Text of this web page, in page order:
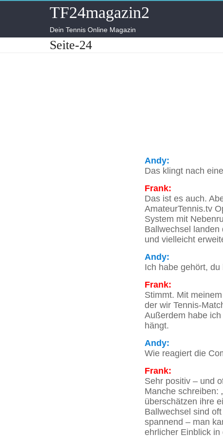
TF24magazin2
Dein Tennis Online Magazin
Seite-24
Andy:
Das klingt nach
Frank:
Das ist es auch.
AmateurTennis.tv
System mit
Ballwechsel landen
und vielleicht
Andy:
Ich habe gehört,
Frank:
Stimmt. Mit
der wir Tennis-
Außerdem habe
hängt.
Andy:
Wie reagiert die
Frank:
Sehr positiv – und
Manche schreiben:
überschätzen ihre
Ballwechsel sind
spannend – man
ehrlicher Einblick in